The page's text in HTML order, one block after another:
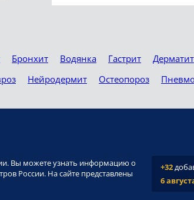
Бронхит Водянка Гастрит Дерматит
Нейродермит Остеопороз
Вы можете узнать информацию о
России. На сайте представлены
+32
6